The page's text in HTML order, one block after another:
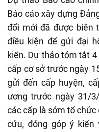
Báo cáo xây dựng
đổi mới đã được biên
điều kiện để gửi đại
kiến. Dự thảo tóm tắt
cấp cơ sở trước ngày
gửi đến cấp huyện,
ương trước ngày 31/
các cấp là sớm tổ chức
cứu, đóng góp ý kiến